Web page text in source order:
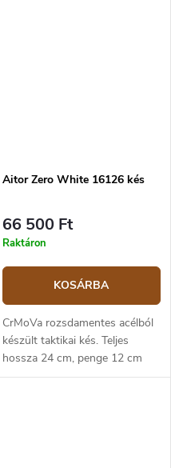
Aitor Zero White 16126 kés
66 500 Ft
Raktáron
KOSÁRBA
CrMoVa rozsdamentes acélból
készült taktikai kés. Teljes
hossza 24 cm, penge 12 cm
hosszú. Fekete micarta nyél.